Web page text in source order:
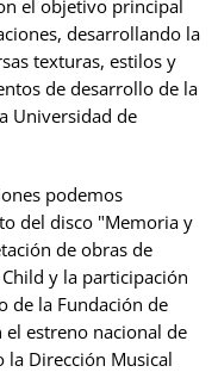
el objetivo principal
desarrollando la
texturas, estilos y
de desarrollo de la
Universidad de
podemos
del disco "Memoria y
de obras de
y la participación
de la Fundación de
el estreno nacional de
la Dirección Musical